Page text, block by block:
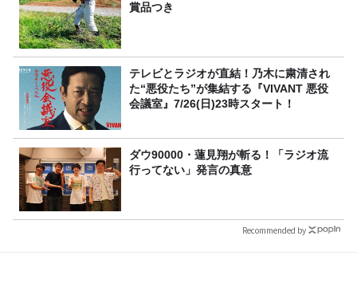
賞品つき
テレビとラジオが直結！乃木に粛清され
た“悪役たち”が集結する『VIVANT 悪役
会議室』7/26(日)23時スタート！
ダウ90000・蓮見翔が斬る！「ラジオ流
行ってない」発言の真意
Recommended by